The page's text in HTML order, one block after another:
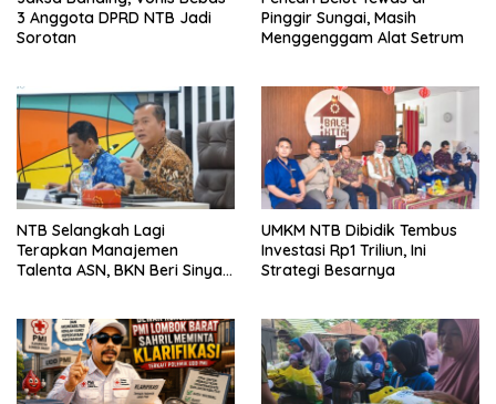
3 Anggota DPRD NTB Jadi
Sorotan
Pinggir Sungai, Masih
Menggenggam Alat Setrum
NTB Selangkah Lagi
Terapkan Manajemen
Talenta ASN, BKN Beri Sinyal
UMKM NTB Dibidik Tembus
Investasi Rp1 Triliun, Ini
Strategi Besarnya